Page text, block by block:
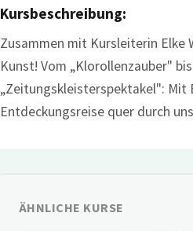
Kursbeschreibung:
Zusammen mit Kursleiterin Elke
Kunst! Vom „Klorollenzauber"
„Zeitungskleisterspektakel": Mit
Entdeckungsreise quer durch
ÄHNLICHE KURSE